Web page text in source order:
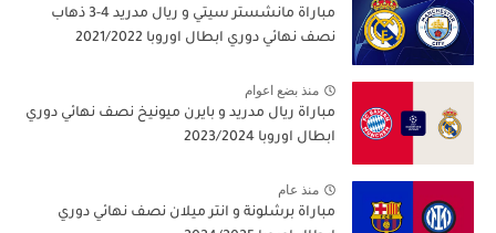
مباراة مانشستر سيتي و ريال مدريد 4-3 ذهاب
نصف نهائي دوري ابطال اوروبا 2021/2022
منذ بضع اعوام
مباراة ريال مدريد و بايرن ميونيخ نصف نهائي دوري
ابطال اوروبا 2023/2024
منذ عام
مباراة برشلونة و انتر ميلان نصف نهائي دوري